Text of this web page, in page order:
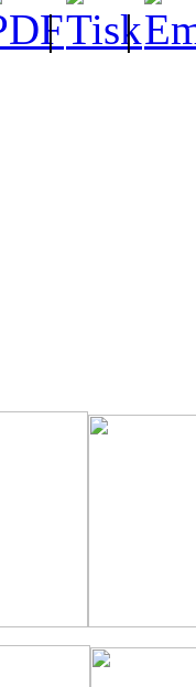
| |